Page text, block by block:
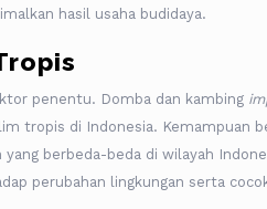
hasil usaha budidaya.
penentu. Domba dan kambing
tropis di Indonesia. Kemampuan
berbeda-beda di wilayah
perubahan lingkungan serta